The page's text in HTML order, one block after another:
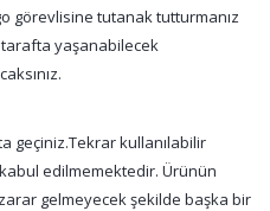
görevlisine tutanak tutturmanız
yaşanabilecek
geçiniz.Tekrar kullanılabilir
edilmemektedir. Ürünün
gelmeyecek şekilde başka bir